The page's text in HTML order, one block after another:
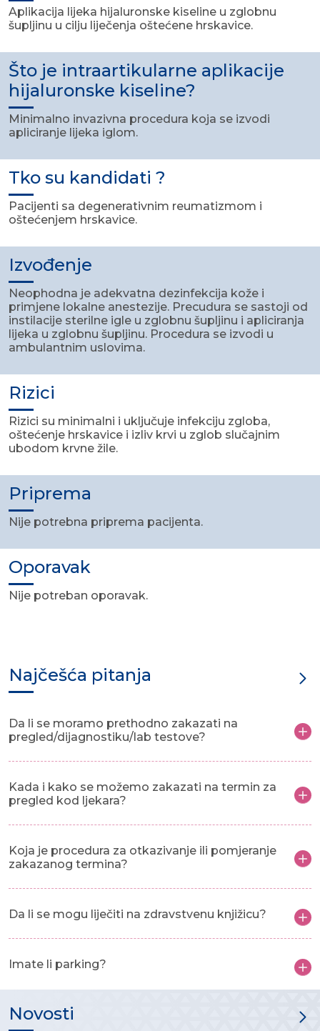
Aplikacija lijeka hijaluronske kiseline u zglobnu
šupljinu u cilju liječenja oštećene hrskavice.
Što je intraartikularne aplikacije
hijaluronske kiseline?
Minimalno invazivna procedura koja se izvodi
apliciranje lijeka iglom.
Tko su kandidati ?
Pacijenti sa degenerativnim reumatizmom i
oštećenjem hrskavice.
Izvođenje
Neophodna je adekvatna dezinfekcija kože i
primjene lokalne anestezije. Precudura se sastoji od
instilacije sterilne igle u zglobnu šupljinu i apliciranja
lijeka u zglobnu šupljinu. Procedura se izvodi u
ambulantnim uslovima.
Rizici
Rizici su minimalni i uključuje infekciju zgloba,
oštećenje hrskavice i izliv krvi u zglob slučajnim
ubodom krvne žile.
Priprema
Nije potrebna priprema pacijenta.
Oporavak
Nije potreban oporavak.
Najčešća pitanja
Da li se moramo prethodno zakazati na
pregled/dijagnostiku/lab testove?
Kada i kako se možemo zakazati na termin za
pregled kod ljekara?
Koja je procedura za otkazivanje ili pomjeranje
zakazanog termina?
Da li se mogu liječiti na zdravstvenu knjižicu?
Imate li parking?
Novosti